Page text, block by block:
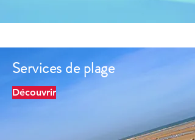
Services de plage
Découvrir